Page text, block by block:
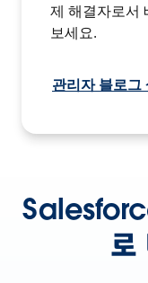
제 해결자로서
보세요.
관리자 블로그
로